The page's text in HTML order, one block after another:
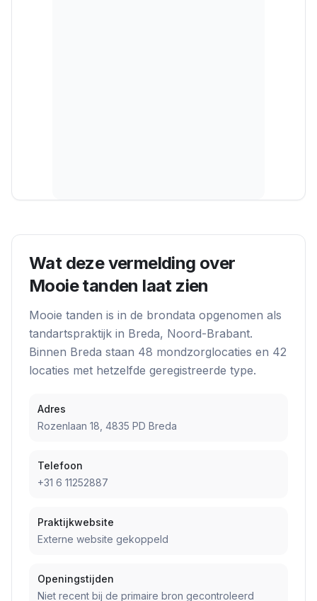
Wat deze vermelding over
Mooie tanden laat zien
Mooie tanden is in de brondata opgenomen als
tandartspraktijk in Breda, Noord-Brabant.
Binnen Breda staan 48 mondzorglocaties en 42
locaties met hetzelfde geregistreerde type.
Adres
Rozenlaan 18, 4835 PD Breda
Telefoon
+31 6 11252887
Praktijkwebsite
Externe website gekoppeld
Openingstijden
Niet recent bij de primaire bron gecontroleerd